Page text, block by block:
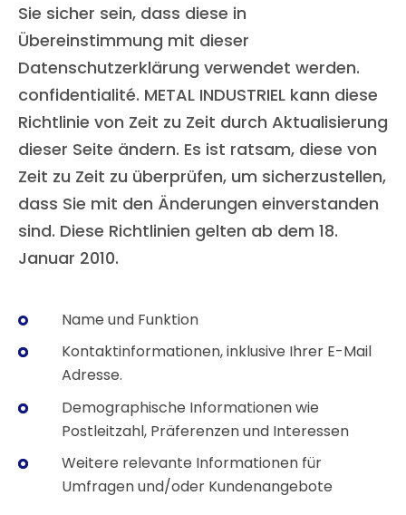
Sie sicher sein, dass diese in
Übereinstimmung mit dieser
Datenschutzerklärung verwendet werden.
confidentialité. METAL INDUSTRIEL kann diese
Richtlinie von Zeit zu Zeit durch Aktualisierung
dieser Seite ändern. Es ist ratsam, diese von
Zeit zu Zeit zu überprüfen, um sicherzustellen,
dass Sie mit den Änderungen einverstanden
sind. Diese Richtlinien gelten ab dem 18.
Januar 2010.
Name und Funktion
Kontaktinformationen, inklusive Ihrer E-Mail
Adresse.
Demographische Informationen wie
Postleitzahl, Präferenzen und Interessen
Weitere relevante Informationen für
Umfragen und/oder Kundenangebote